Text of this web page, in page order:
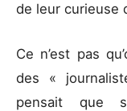
de leur curieuse
Ce n’est pas
des «
pensait que